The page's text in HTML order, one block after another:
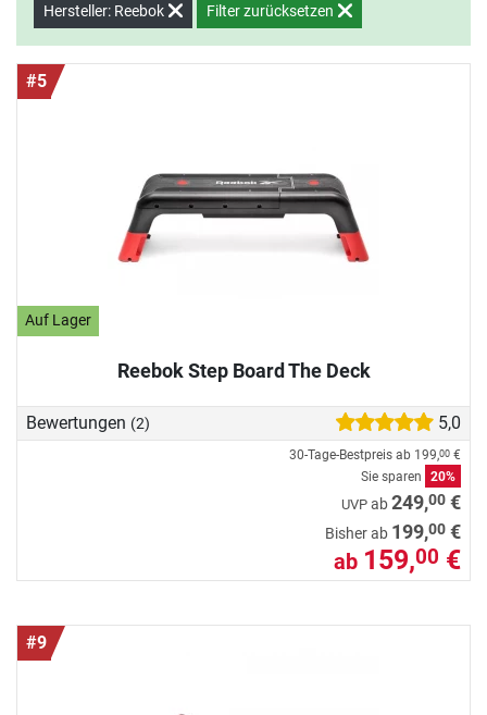
Hersteller: Reebok Filter zurücksetzen
#5
Auf Lager
Reebok Step Board The Deck
Bewertungen (2) 5,0
30-Tage-Bestpreis ab 199,00 €
Sie sparen
20%
UVP ab249,00 €
Bisher ab 199,00 €
ab 159,00 €
#9